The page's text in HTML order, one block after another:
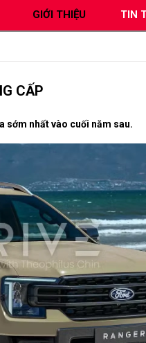
GIỚI THIỆU TIN
CẤP
sớm nhất vào cuối năm sau.